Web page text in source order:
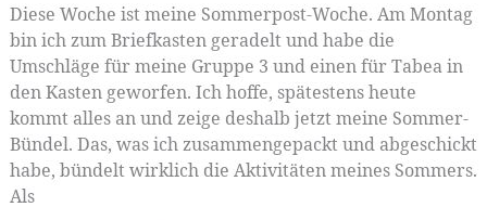
Diese Woche ist meine Sommerpost-Woche. Am Montag
bin ich zum Briefkasten geradelt und habe die
Umschläge für meine Gruppe 3 und einen für Tabea in
den Kasten geworfen. Ich hoffe, spätestens heute
kommt alles an und zeige deshalb jetzt meine Sommer-
Bündel. Das, was ich zusammengepackt und abgeschickt
habe, bündelt wirklich die Aktivitäten meines Sommers.
Als